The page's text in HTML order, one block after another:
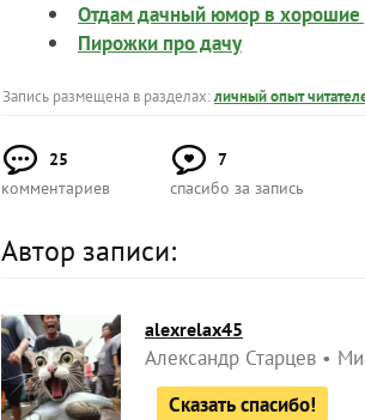
Отдам дачный юмор в хорошие
Пирожки про дачу
Запись размещена в разделах:личный опыт
25
комментариев
7
спасибо за запись
Автор записи:
alexrelax45
Александр Старцев
Сказать спасибо!